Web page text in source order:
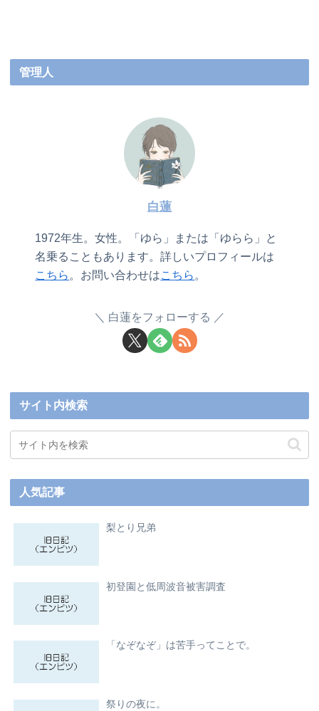
管理人
白蓮
1972年生。女性。「ゆら」または「ゆらら」と
名乗ることもあります。詳しいプロフィールは
こちら。お問い合わせはこちら。
白蓮をフォローする
サイト内検索
人気記事
梨とり兄弟
初登園と低周波音被害調査
「なぞなぞ」は苦手ってことで。
祭りの夜に。